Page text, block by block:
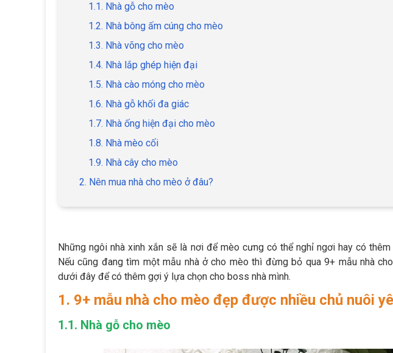
1.1. Nhà gỗ cho mèo
1.2. Nhà bông ấm cúng cho mèo
1.3. Nhà võng cho mèo
1.4. Nhà lắp ghép hiện đại
1.5. Nhà cào móng cho mèo
1.6. Nhà gỗ khối đa giác
1.7. Nhà ống hiện đại cho mèo
1.8. Nhà mèo cối
1.9. Nhà cây cho mèo
2. Nên mua nhà cho mèo ở đâu?
Những ngôi nhà xinh xắn sẽ là nơi để mèo cưng có thể nghỉ ngơi hay có
Nếu cũng đang tìm một mẫu nhà ở cho mèo thì đừng bỏ qua 9+ mẫu nhà
dưới đây để có thêm gợi ý lựa chọn cho boss nhà mình.
1. 9+ mẫu nhà cho mèo đẹp được nhiều chủ nuôi
1.1. Nhà gỗ cho mèo